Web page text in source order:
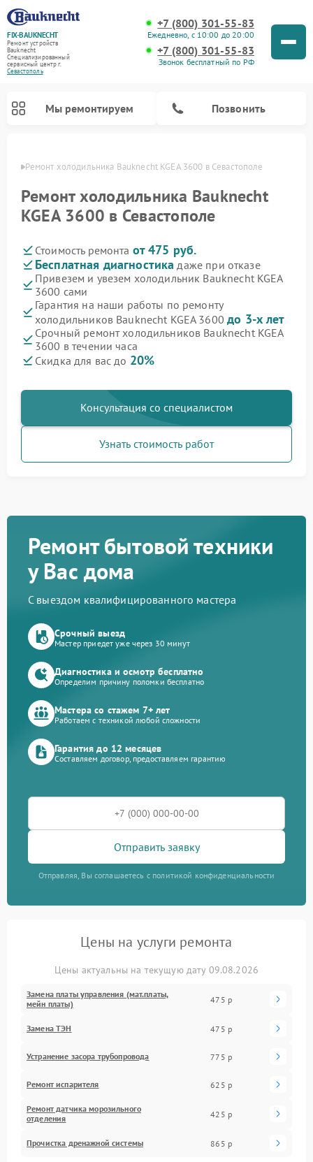
FIX-BAUKNECHT
Ремонт устройств
Bauknecht
Специализированный
cервисный центр г.
Севастополь
+7 (800) 301-55-83
Ежедневно, с 10:00 до 20:00
+7 (800) 301-55-83
Звонок бесплатный по РФ
Мы ремонтируем Позвонить
Ремонт холодильника Bauknecht KGEA 3600 в Севастополе
Ремонт холодильника Bauknecht
KGEA 3600 в Севастополе
Стоимость ремонта от 475 руб.
Бесплатная диагностика даже при отказе
Привезем и увезем холодильник Bauknecht KGEA
3600 сами
Гарантия на наши работы по ремонту
холодильников Bauknecht KGEA 3600до 3-х лет
Срочный ремонт холодильников Bauknecht KGEA
3600 в течении часа
Скидка для вас до 20%
Консультация со специалистом
Узнать стоимость работ
Ремонт бытовой техники
у Вас дома
С выездом квалифицированного мастера
Срочный выезд
Мастер приедет уже через 30 минут
Диагностика и осмотр бесплатно
Определим причину поломки бесплатно
Мастера со стажем 7+ лет
Работаем с техникой любой сложности
Гарантия до 12 месяцев
Составляем договор, предоставляем гарантию
Отправить заявку
Отправляя, Вы соглашаетесь с политикой конфиденциальности
Цены на услуги ремонта
Цены актуальны на текущую дату 09.08.2026
Замена платы управления (мат.платы,
мейн платы)
475 р
Замена ТЭН 475 р
Устранение засора трубопровода 775 р
Ремонт испарителя 625 р
Ремонт датчика морозильного
отделения
425 р
Прочистка дренажной системы 865 р